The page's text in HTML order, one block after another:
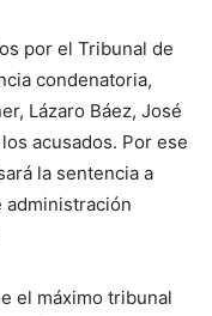
por el Tribunal de
condenatoria,
Lázaro Báez, José
acusados. Por ese
la sentencia a
administración
el máximo tribunal